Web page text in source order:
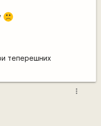
:(
теперешних
more_vert